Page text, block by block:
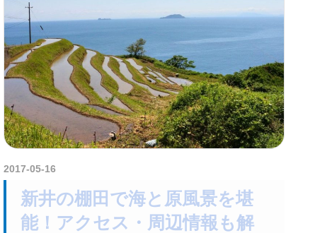
2017-05-16
新井の棚田で海と原風景を堪
能！アクセス・周辺情報も解